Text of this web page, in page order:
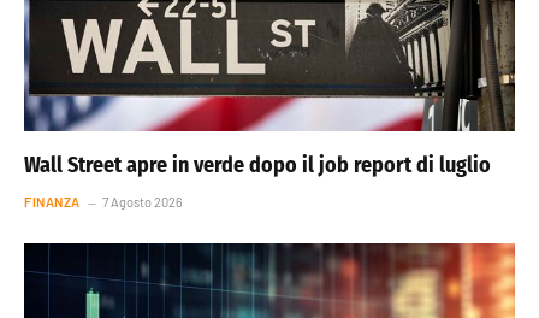
Wall Street apre in verde dopo il job report di luglio
FINANZA 7 Agosto 2026